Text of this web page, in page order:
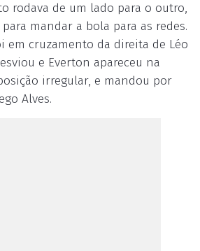
rodava de um lado para o outro,
mandar a bola para as redes.
em cruzamento da direita de Léo
e Everton apareceu na
irregular, e mandou por
Alves.